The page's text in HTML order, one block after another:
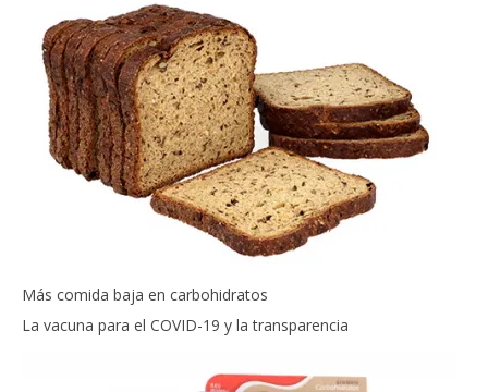
Más comida baja en carbohidratos
La vacuna para el COVID-19 y la transparencia